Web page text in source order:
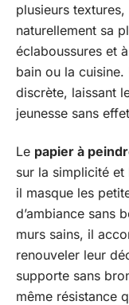
plusieurs
naturellement sa
éclaboussures et
bain ou la
discrète, laissant
jeunesse sans
Le papier à
sur la simplicité
il masque les
d’ambiance sans
murs sains, il
renouveler leur
supporte sans
même résistance